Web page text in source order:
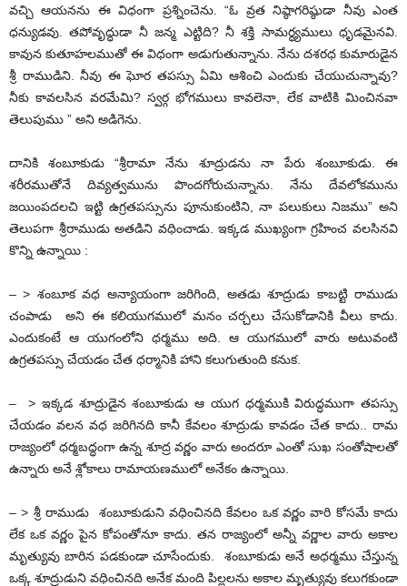
వచ్చి ఆయనను ఈ విధంగా ప్రశ్నించెను. “ఓ వ్రత నిష్ఠాగరిష్ఠుడా నీవు ఎంత
ధన్యుడవు. తపోవృద్ధుడా నీ జన్మ ఎట్టిది? నీ శక్తి సామర్ధ్యములు ధృడమైనవి.
కావున కుతూహలముతో ఈ విధంగా అడుగుతున్నాను. నేను దశరధ కుమారుడైన
శ్రీ రాముడిని. నీవు ఈ ఘోర తపస్సు ఏమి ఆశించి ఎందుకు చేయుచున్నావు?
నీకు కావలసిన వరమేమి? స్వర్గ భోగములు కావలెనా, లేక వాటికి మించినవా
తెలుపుము ” అని అడిగెను.
దానికి శంబూకుడు “శ్రీరామా నేను శూద్రుడను నా పేరు శంబూకుడు. ఈ
శరీరముతోనే దివ్యత్వమును పొందగోరుచున్నాను. నేను దేవలోకమును
జయింపదలచి ఇట్టి ఉగ్రతపస్సును పూనుకుంటిని, నా పలుకులు నిజము” అని
తెలుపగా శ్రీరాముడు అతడిని వధించాడు. ఇక్కడ ముఖ్యంగా గ్రహించ వలసినవి
కొన్ని ఉన్నాయి :
– > శంబూక వధ అన్యాయంగా జరిగింది, అతడు శూద్రుడు కాబట్టి రాముడు
చంపాడు అని ఈ కలియుగములో మనం చర్చలు చేసుకోడానికి వీలు కాదు.
ఎందుకంటే ఆ యుగంలోని ధర్మము అది. ఆ యుగములో వారు అటువంటి
ఉగ్రతపస్సు చేయడం చేత ధర్మానికి హాని కలుగుతుంది కనుక.
– > ఇక్కడ శూద్రుడైన శంబూకుడు ఆ యుగ ధర్మముకి విరుద్ధముగా తపస్సు
చేయడం వలన వధ జరిగినది కానీ కేవలం శూద్రుడు కావడం చేత కాదు.. రామ
రాజ్యంలో ధర్మబద్ధంగా ఉన్న శూద్ర వర్ణం వారు అందరూ ఎంతో సుఖ సంతోషాలతో
ఉన్నారు అనే శ్లోకాలు రామాయణములో అనేకం ఉన్నాయి.
– > శ్రీ రాముడు శంబూకుడుని వధించినది కేవలం ఒక వర్ణం వారి కోసమే కాదు
లేక ఒక వర్ణం పైన కోపంతోనూ కాదు. తన రాజ్యంలో అన్నీ వర్ణాల వారు అకాల
మృత్యువు బారిన పడకుండా చూసేందుకు. శంబూకుడు అనే అధర్మము చేస్తున్న
ఒక్క శూద్రుడుని వధించినది అనేక మంది పిల్లలను అకాల మృత్యువు కలుగకుండా